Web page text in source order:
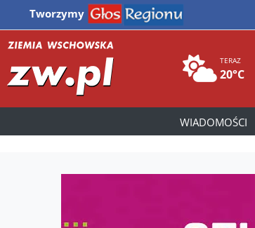
Tworzymy
TERAZ
20°C
WIADOMOŚCI